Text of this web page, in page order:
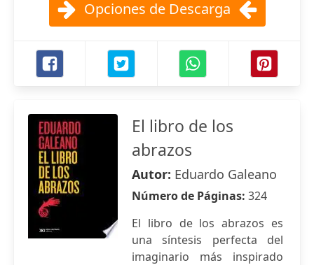
Opciones de Descarga
El libro de los
abrazos
Autor: Eduardo Galeano
Número de Páginas: 324
El libro de los abrazos es
una síntesis perfecta del
imaginario más inspirado